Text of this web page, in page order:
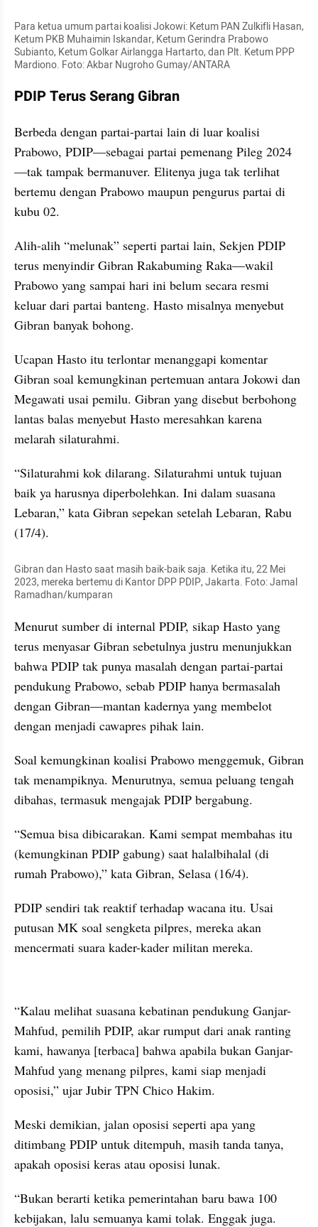
Para ketua umum partai koalisi Jokowi: Ketum PAN Zulkifli Hasan,
Ketum PKB Muhaimin Iskandar, Ketum Gerindra Prabowo
Subianto, Ketum Golkar Airlangga Hartarto, dan Plt. Ketum PPP
Mardiono. Foto: Akbar Nugroho Gumay/ANTARA
PDIP Terus Serang Gibran
Berbeda dengan partai-partai lain di luar koalisi
Prabowo, PDIP—sebagai partai pemenang Pileg 2024
—tak tampak bermanuver. Elitenya juga tak terlihat
bertemu dengan Prabowo maupun pengurus partai di
kubu 02.
Alih-alih “melunak” seperti partai lain, Sekjen PDIP
terus menyindir Gibran Rakabuming Raka—wakil
Prabowo yang sampai hari ini belum secara resmi
keluar dari partai banteng. Hasto misalnya menyebut
Gibran banyak bohong.
Ucapan Hasto itu terlontar menanggapi komentar
Gibran soal kemungkinan pertemuan antara Jokowi dan
Megawati usai pemilu. Gibran yang disebut berbohong
lantas balas menyebut Hasto meresahkan karena
melarah silaturahmi.
“Silaturahmi kok dilarang. Silaturahmi untuk tujuan
baik ya harusnya diperbolehkan. Ini dalam suasana
Lebaran,” kata Gibran sepekan setelah Lebaran, Rabu
(17/4).
Gibran dan Hasto saat masih baik-baik saja. Ketika itu, 22 Mei
2023, mereka bertemu di Kantor DPP PDIP, Jakarta. Foto: Jamal
Ramadhan/kumparan
Menurut sumber di internal PDIP, sikap Hasto yang
terus menyasar Gibran sebetulnya justru menunjukkan
bahwa PDIP tak punya masalah dengan partai-partai
pendukung Prabowo, sebab PDIP hanya bermasalah
dengan Gibran—mantan kadernya yang membelot
dengan menjadi cawapres pihak lain.
Soal kemungkinan koalisi Prabowo menggemuk, Gibran
tak menampiknya. Menurutnya, semua peluang tengah
dibahas, termasuk mengajak PDIP bergabung.
“Semua bisa dibicarakan. Kami sempat membahas itu
(kemungkinan PDIP gabung) saat halalbihalal (di
rumah Prabowo),” kata Gibran, Selasa (16/4).
PDIP sendiri tak reaktif terhadap wacana itu. Usai
putusan MK soal sengketa pilpres, mereka akan
mencermati suara kader-kader militan mereka.
“Kalau melihat suasana kebatinan pendukung Ganjar-
Mahfud, pemilih PDIP, akar rumput dari anak ranting
kami, hawanya [terbaca] bahwa apabila bukan Ganjar-
Mahfud yang menang pilpres, kami siap menjadi
oposisi,” ujar Jubir TPN Chico Hakim.
Meski demikian, jalan oposisi seperti apa yang
ditimbang PDIP untuk ditempuh, masih tanda tanya,
apakah oposisi keras atau oposisi lunak.
“Bukan berarti ketika pemerintahan baru bawa 100
kebijakan, lalu semuanya kami tolak. Enggak juga.